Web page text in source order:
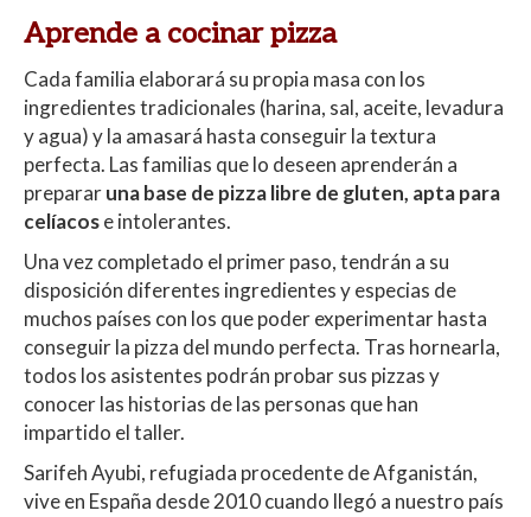
Aprende a cocinar pizza
Cada familia elaborará su propia masa con los
ingredientes tradicionales (harina, sal, aceite, levadura
y agua) y la amasará hasta conseguir la textura
perfecta. Las familias que lo deseen aprenderán a
prepararuna base de pizza libre de gluten, apta para
celíacose intolerantes.
Una vez completado el primer paso, tendrán a su
disposición diferentes ingredientes y especias de
muchos países con los que poder experimentar hasta
conseguir la pizza del mundo perfecta. Tras hornearla,
todos los asistentes podrán probar sus pizzas y
conocer las historias de las personas que han
impartido el taller.
Sarifeh Ayubi, refugiada procedente de Afganistán,
vive en España desde 2010 cuando llegó a nuestro país